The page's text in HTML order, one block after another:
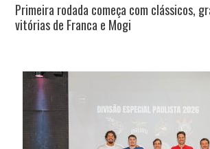
Primeira rodada começa com clássicos,
vitórias de Franca e Mogi